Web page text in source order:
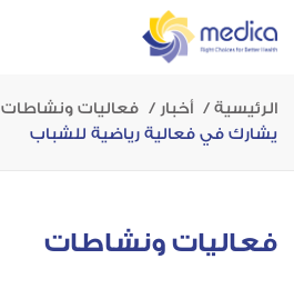
الرئيسية أخبار فعاليات ونشاطات
يشارك في فعالية رياضية للشباب
فعاليات ونشاطات